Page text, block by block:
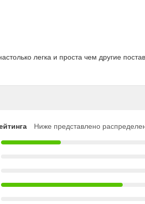
легка и проста чем другие
Ниже представлено